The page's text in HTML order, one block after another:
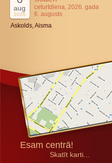
aug
2026
ceturtdiena, 2026. gada
6. augusts
Askolds, Aisma
Esam centrā!
Skatīt karti...